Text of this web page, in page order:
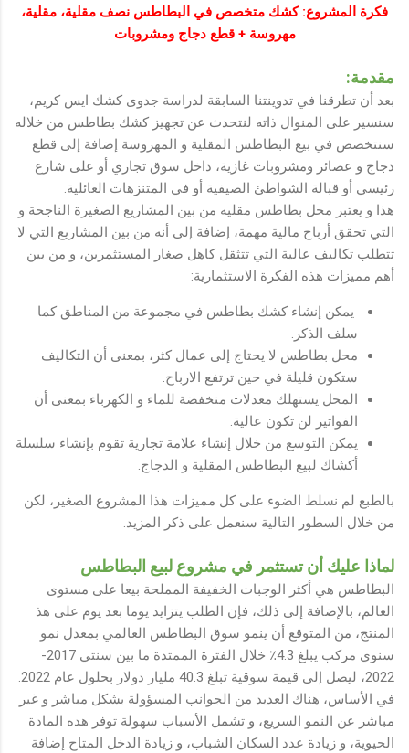
فكرة المشروع: كشك متخصص في البطاطس نصف مقلية، مقلية،
مهروسة + قطع دجاج ومشروبات
مقدمة:
بعد أن تطرقنا في تدوينتنا السابقة لدراسة جدوى كشك ايس كريم،
سنسير على المنوال ذاته لنتحدث عن تجهيز كشك بطاطس من خلاله
سنتخصص في بيع البطاطس المقلية و المهروسة إضافة إلى قطع
دجاج و عصائر ومشروبات غازية، داخل سوق تجاري أو على شارع
رئيسي أو قبالة الشواطئ الصيفية أو في المتنزهات العائلية.
هذا و يعتبر محل بطاطس مقليه من بين المشاريع الصغيرة الناجحة و
التي تحقق أرباح مالية مهمة، إضافة إلى أنه من بين المشاريع التي لا
تتطلب تكاليف عالية التي تتثقل كاهل صغار المستثمرين، و من بين
أهم مميزات هذه الفكرة الاستثمارية:
يمكن إنشاء كشك بطاطس في مجموعة من المناطق كما
سلف الذكر.
محل بطاطس لا يحتاج إلى عمال كثر، بمعنى أن التكاليف
ستكون قليلة في حين ترتفع الارباح.
المحل يستهلك معدلات منخفضة للماء و الكهرباء بمعنى أن
الفواتير لن تكون عالية.
يمكن التوسع من خلال إنشاء علامة تجارية تقوم بإنشاء سلسلة
أكشاك لبيع البطاطس المقلية و الدجاج.
بالطبع لم نسلط الضوء على كل مميزات هذا المشروع الصغير، لكن
من خلال السطور التالية سنعمل على ذكر المزيد.
لماذا عليك أن تستثمر في مشروع لبيع البطاطس
البطاطس هي أكثر الوجبات الخفيفة المملحة بيعا على مستوى
العالم، بالإضافة إلى ذلك، فإن الطلب يتزايد يوما بعد يوم على هذ
المنتج، من المتوقع أن ينمو سوق البطاطس العالمي بمعدل نمو
سنوي مركب يبلغ 4.3٪ خلال الفترة الممتدة ما بين سنتي 2017-
2022، ليصل إلى قيمة سوقية تبلغ 40.3 مليار دولار بحلول عام 2022.
في الأساس، هناك العديد من الجوانب المسؤولة بشكل مباشر و غير
مباشر عن النمو السريع، و تشمل الأسباب سهولة توفر هده المادة
الحيوية، و زيادة عدد السكان الشباب، و زيادة الدخل المتاح إضافة